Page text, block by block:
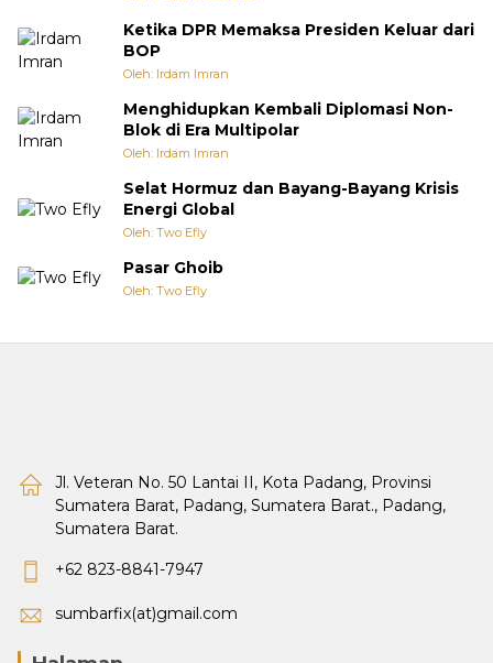
Ketika DPR Memaksa Presiden Keluar dari
BOP
Oleh: Irdam Imran
Menghidupkan Kembali Diplomasi Non-
Blok di Era Multipolar
Oleh: Irdam Imran
Selat Hormuz dan Bayang-Bayang Krisis
Energi Global
Oleh: Two Efly
Pasar Ghoib
Oleh: Two Efly
Jl. Veteran No. 50 Lantai II, Kota Padang, Provinsi
Sumatera Barat, Padang, Sumatera Barat., Padang,
Sumatera Barat.
+62 823-8841-7947
sumbarfix(at)gmail.com